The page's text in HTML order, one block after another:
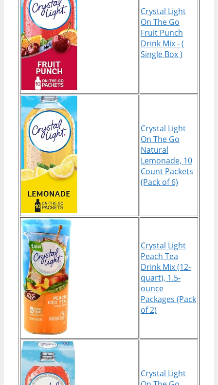
Crystal Light
On The Go
Fruit Punch
Drink Mix - (
Single Box )
Crystal Light
On The Go
Natural
Lemonade, 10
Count Packets
(Pack of 6)
Crystal Light
Peach Tea
Drink Mix (12-
quart), 1.5-
ounce
Packages (Pack
of 2)
Crystal Light